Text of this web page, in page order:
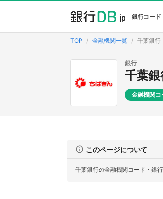
銀行コード
TOP 金融機関一覧 千葉銀行
銀行
千葉銀
金融機関コ
このページについて
千葉銀行の金融機関コード・銀